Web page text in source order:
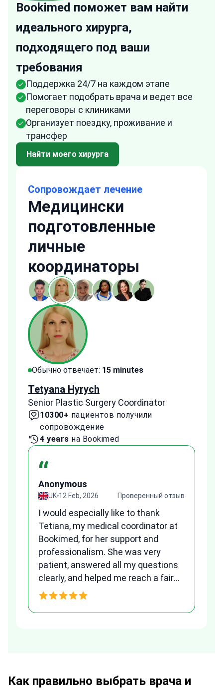
Bookimed поможет вам найти
идеального хирурга,
подходящего под ваши
требования
Поддержка 24/7 на каждом этапе
Помогает подобрать врача и ведет все
переговоры с клиниками
Организует поездку, проживание и
трансфер
Найти моего хирурга
Сопровождает лечение
Медицински
подготовленные
личные
координаторы
Обычно отвечает: 15 minutes
Tetyana Hyrych
Senior Plastic Surgery Coordinator
10300+ пациентов получили
сопровождение
4 years на Bookimed
“
Anonymous
UK 12 Feb, 2026 Проверенный отзыв
I would especially like to thank
Tetiana, my medical coordinator at
Bookimed, for her support and
professionalism. She was very
patient, answered all my questions
clearly, and helped me reach a fair
and transparent agreement. Her
Как правильно выбрать врача и